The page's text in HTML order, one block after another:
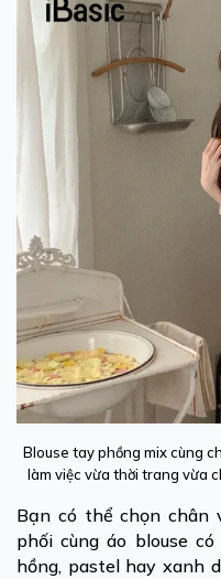
Blouse tay phồng mix cùng
làm việc vừa thời trang vừa
Bạn có thể chọn chân
phối cùng áo blouse
hồng, pastel hay xanh